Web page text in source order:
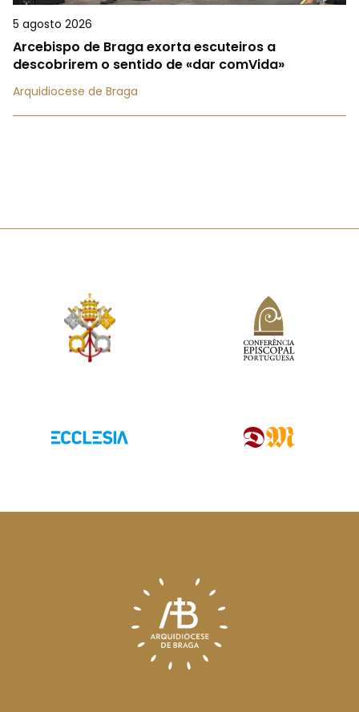
5 agosto 2026
Arcebispo de Braga exorta escuteiros a
descobrirem o sentido de «dar comVida»
Arquidiocese de Braga